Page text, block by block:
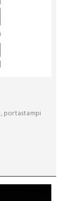
portastampi